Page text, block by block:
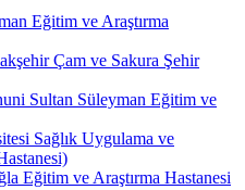
Eğitim ve Araştırma
Çam ve Sakura Şehir
Sultan Süleyman Eğitim ve
Sağlık Uygulama ve
Eğitim ve Araştırma Hastanesi